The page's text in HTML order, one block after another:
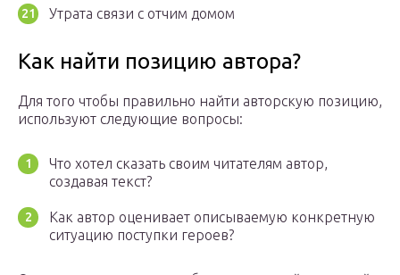
Утрата связи с отчим домом
Как найти позицию автора?
Для того чтобы правильно найти авторскую позицию,
используют следующие вопросы:
Что хотел сказать своим читателям автор,
создавая текст?
Как автор оценивает описываемую конкретную
ситуацию поступки героев?